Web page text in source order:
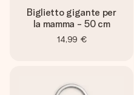
Biglietto gigante per
la mamma - 50 cm
14,99 €